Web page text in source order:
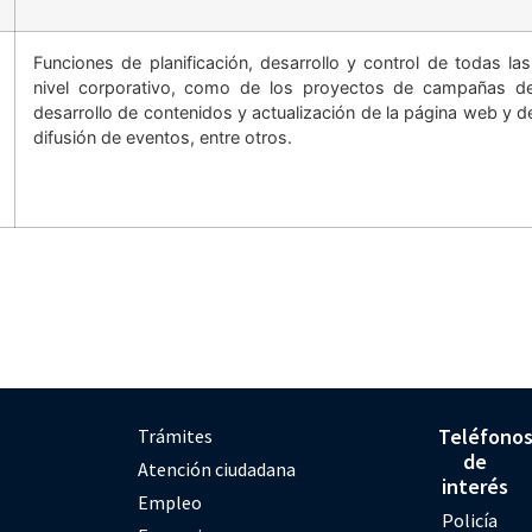
Funciones de planificación, desarrollo y control de todas
nivel corporativo, como de los proyectos de campañas
desarrollo de contenidos y actualización de la página web y
difusión de eventos, entre otros.
Trámites
Atención ciudadana
Empleo
de
interés
Policía